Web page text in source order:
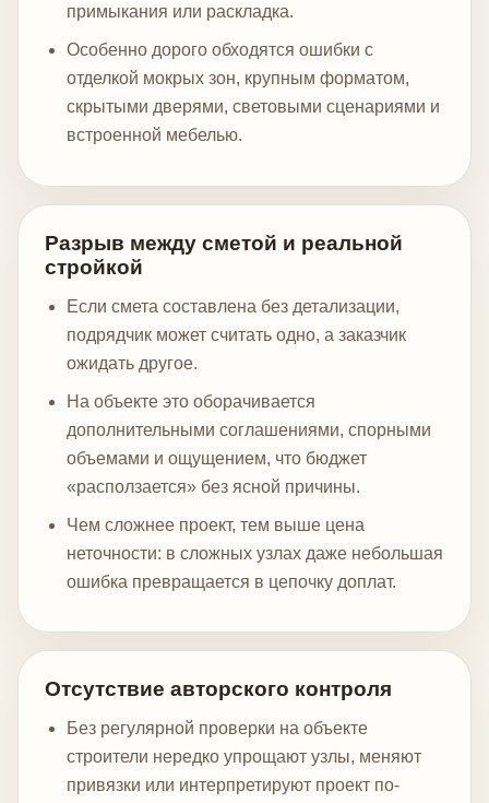
примыкания или раскладка.
Особенно дорого обходятся ошибки с
отделкой мокрых зон, крупным форматом,
скрытыми дверями, световыми сценариями и
встроенной мебелью.
Разрыв между сметой и реальной
стройкой
Если смета составлена без детализации,
подрядчик может считать одно, а заказчик
ожидать другое.
На объекте это оборачивается
дополнительными соглашениями, спорными
объемами и ощущением, что бюджет
«расползается» без ясной причины.
Чем сложнее проект, тем выше цена
неточности: в сложных узлах даже небольшая
ошибка превращается в цепочку доплат.
Отсутствие авторского контроля
Без регулярной проверки на объекте
строители нередко упрощают узлы, меняют
привязки или интерпретируют проект по-